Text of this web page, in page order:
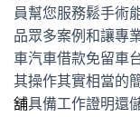
員幫您服務鬆手術
品眾多案例和讓專
車汽車借款免留車
其操作其實相當的
舖具備工作證明還